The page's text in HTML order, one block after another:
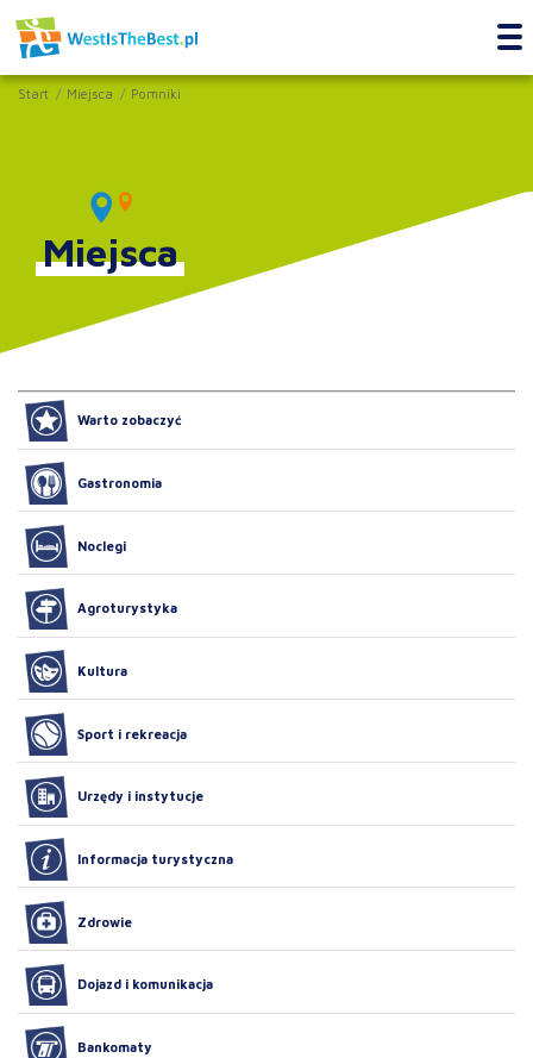
Start Miejsca Pomniki
Miejsca
Warto zobaczyć
Gastronomia
Noclegi
Agroturystyka
Kultura
Sport i rekreacja
Urzędy i instytucje
Informacja turystyczna
Zdrowie
Dojazd i komunikacja
Bankomaty